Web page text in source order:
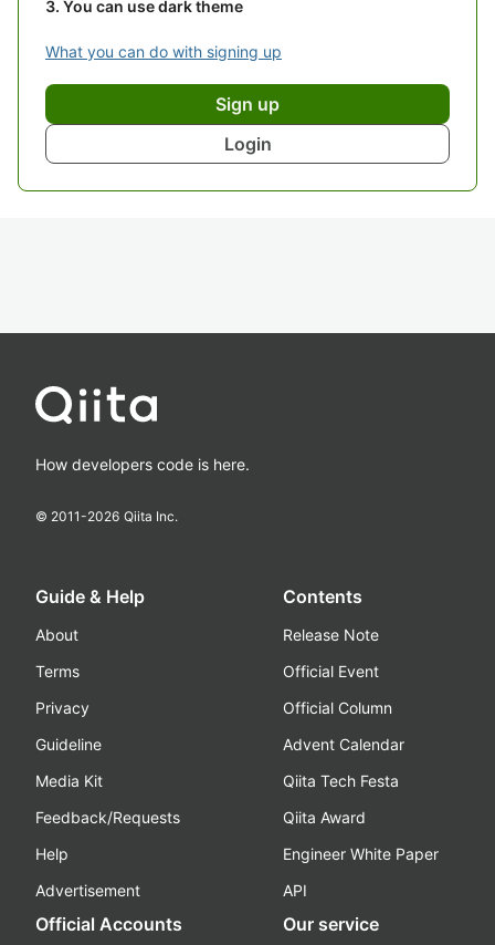
You can use dark theme
What you can do with signing up
Sign up
Login
How developers code is here.
© 2011-2026 Qiita Inc.
Guide & Help
About
Terms
Privacy
Guideline
Media Kit
Feedback/Requests
Help
Advertisement
Contents
Release Note
Official Event
Official Column
Advent Calendar
Qiita Tech Festa
Qiita Award
Engineer White Paper
API
Official Accounts Our service